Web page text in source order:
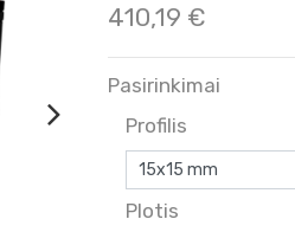
410,19 €
Pasirinkimai
Profilis
Plotis